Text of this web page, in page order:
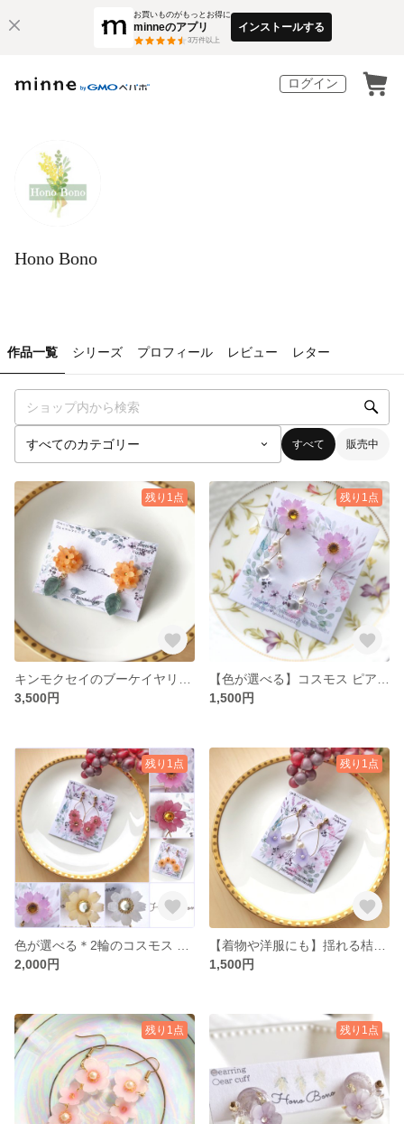
お買いものがもっとお得に
minneのアプリ
3万件以上
インストールする
ログイン
Hono Bono
作品一覧 シリーズ プロフィール レビュー レター
すべて 販売中
残り1点
3,500円
残り1点
1,500円
残り1点
2,000円
残り1点
1,500円
残り1点 残り1点